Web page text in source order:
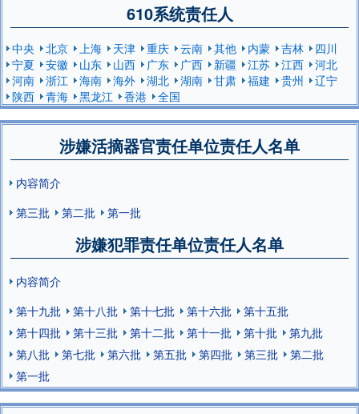
610系统责任人
中央 北京 上海 天津 重庆 云南 其他 内蒙 吉林
四川
宁夏
安徽 山东 山西 广东 广西 新疆 江苏 江西
河北
河南
浙江 海南 海外 湖北 湖南 甘肃 福建 贵州
辽宁
陕西
青海 黑龙江 香港 全国
涉嫌活摘器官责任单位责任人名单
内容简介
第三批
第二批 第一批
涉嫌犯罪责任单位责任人名单
内容简介
第十九批
第十八批 第十七批 第十六批
第十五批
第十四批
第十三批 第十二批 第十一批 第十批
第九批
第八批
第七批 第六批 第五批 第四批 第三批
第二批
第一批